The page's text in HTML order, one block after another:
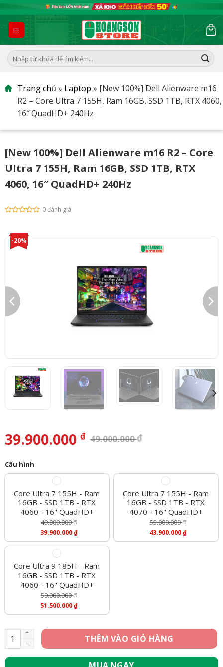
to
content
Tìm
kiếm:
Trang chủ » Laptop » [New 100%] Dell Alienware m16
R2 – Core Ultra 7 155H, Ram 16GB, SSD 1TB, RTX 4060,
16″ QuadHD+ 240Hz
[New 100%] Dell Alienware m16 R2 – Core
Ultra 7 155H, Ram 16GB, SSD 1TB, RTX
4060, 16″ QuadHD+ 240Hz
0 đánh giá
-20%
39.900.000 ₫ 49.000.000₫
Cấu hình
Core Ultra 7 155H - Ram
16GB - SSD 1TB - RTX
4060 - 16" QuadHD+
49.000.000₫
Gốc
Là:
39.900.000₫
Giá
Là:
39.900.000 ₫.
Core Ultra 7 155H - Ram
16GB - SSD 1TB - RTX
4070 - 16" QuadHD+
55.000.000₫
Gốc
43.900.000₫
Giá
Core Ultra 9 185H - Ram
16GB - SSD 1TB - RTX
4060 - 16" QuadHD+
59.000.000₫
Gốc
59.000.000 ₫.
51.500.000₫
Giá
Tại
Là:
51.500.000 ₫.
[New 100%] Dell Alienware m16 R2 - Core Ultra 7 155H, Ram
THÊM VÀO GIỎ HÀNG